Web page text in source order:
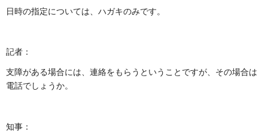
日時の指定については、ハガキのみです。
記者：
支障がある場合には、連絡をもらうということですが、その場合は
電話でしょうか。
知事：